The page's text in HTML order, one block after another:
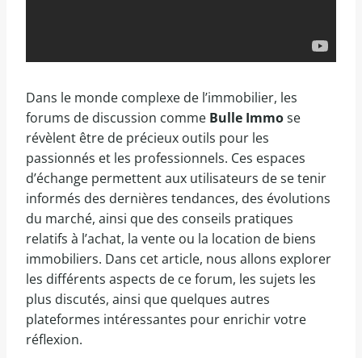
Dans le monde complexe de l’immobilier, les
forums de discussion comme Bulle Immose
révèlent être de précieux outils pour les
passionnés et les professionnels. Ces espaces
d’échange permettent aux utilisateurs de se tenir
informés des dernières tendances, des évolutions
du marché, ainsi que des conseils pratiques
relatifs à l’achat, la vente ou la location de biens
immobiliers. Dans cet article, nous allons explorer
les différents aspects de ce forum, les sujets les
plus discutés, ainsi que quelques autres
plateformes intéressantes pour enrichir votre
réflexion.